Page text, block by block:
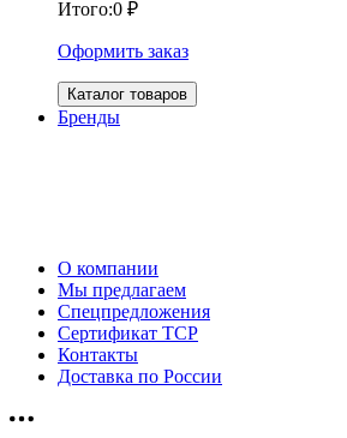
Итого:0 ₽
Оформить заказ
Каталог товаров
Бренды
О компании
Мы предлагаем
Спецпредложения
Сертификат ТСР
Контакты
Доставка по России